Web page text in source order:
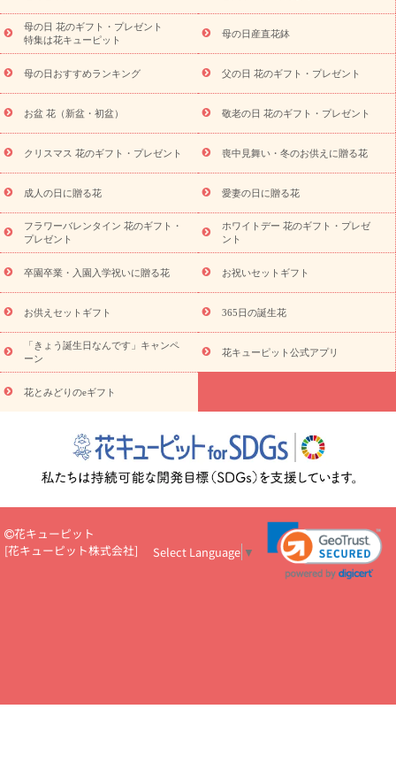
念日
結婚祝い 出産祝い 退院祝い・快気祝い
寿祝い
プチギフト ペットのお祝いフラワー
供え・お悔やみ商品一覧
お供え・お悔やみの花
四十九日法要以
降に贈る花
通夜・葬儀に贈る花
お供え お花とセットギフト
お供え プリザーブドフラワー
ペットのお供えフラワー
お盆（新
盆・初盆）
その他 お祝い返し お見舞い
お取り寄せギフト
ビジネス用
ご自宅用 観葉植物 ミディ胡蝶蘭
プリザーブ
ドフラワー
スタイルから探す アレンジメント 花束
スタ
ンド花
お祝い お供え・お悔やみ 胡蝶蘭 胡蝶蘭・花鉢
ディ胡蝶蘭・お祝い
ミディ胡蝶蘭・お供え
世界初の青色胡蝶蘭
観葉植物
観葉植物 産直多肉植物
プリザーブドフラワー
お祝い
お供え・お悔やみ 花とセットギフト
セミオーダー
プチギフト（hanamore -ハナモア-）
花とみどりのeギフト
キューピットのeGfit
カラー ピンク イエローオレンジ
レッ
ド
お花の種類 トルコキキョウ
お祝い お祝い・3000円～ お祝い・4000円～
お祝い・
5000円～
お祝い・7000円～ お祝い・ 10000円～
お供え・お
悔やみ
円～
お供え・お悔やみ・
読み物
いのマナー
定年退職祝いのマナー
お祝いを贈るときのマナー・
花キューピットのお祝いコラム一覧
誕生日のお花を「色
彩心理学」で選ぶ方法
結婚祝いの予算相場
出産祝いお役立ち情
ール
新築引っ越し祝いコラム お祝い花のマナー総まとめ
職
場上司や先輩へ贈るお祝い花の正解は？
開店祝いの花 選び方ガイ
あり)
花キューピット×専門家
CO2排出量削減 / SDGsを考える
母の日 花のギフト・プレゼント
特集は花キューピット
母の日産直花鉢
母の日おすすめランキング 父の日 花のギフト・プレゼント
お盆 花（新盆・初盆） 敬老の日 花のギフト・プレゼント
クリスマス 花のギフト・プレゼント 喪中見舞い・冬のお供えに贈る花
成人の日に贈る花 愛妻の日に贈る花
フラワーバレンタイン 花のギフト・
プレゼント
ホワイトデー 花のギフト・プレゼ
ント
卒園卒業・入園入学祝いに贈る花 お祝いセットギフト
お供えセットギフト 365日の誕生花
「きょう誕生日なんです」キャンペ
ーン
花キューピット公式アプリ
花とみどりのeギフト
花キューピット
[花キューピット株式会社] Select Language ▼